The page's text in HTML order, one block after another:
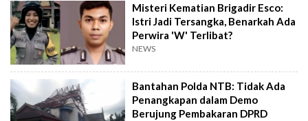
Misteri Kematian Brigadir Esco:
Istri Jadi Tersangka, Benarkah Ada
Perwira 'W' Terlibat?
NEWS
Bantahan Polda NTB: Tidak Ada
Penangkapan dalam Demo
Berujung Pembakaran DPRD